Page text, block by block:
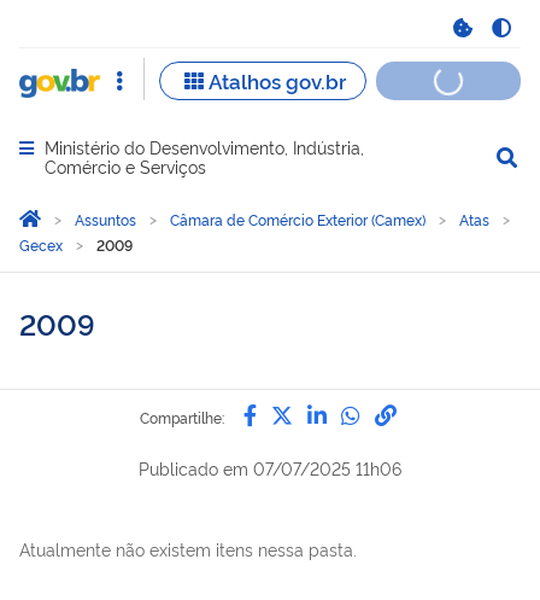
Abrir menu principal de navegação
Ministério do Desenvolvimento, Indústria,
Comércio e Serviços
Você está aqui:
Página Inicial
Assuntos Câmara de Comércio Exterior (Camex)
Atas
Gecex
2009
2009
Compartilhe: Compartilhe por Facebook
Compartilhe por Twitter
Compartilhe por
Compartilhe
link para
Publicado em 07/07/2025 11h06
Atualmente não existem itens nessa pasta.